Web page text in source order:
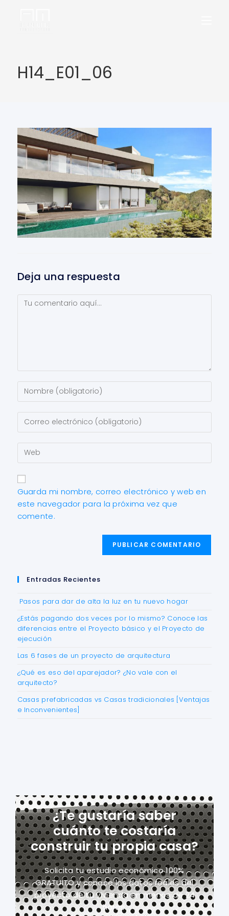
H14_E01_06
Deja una respuesta
Guarda mi nombre, correo electrónico y web en
este navegador para la próxima vez que
comente.
Entradas Recientes
Pasos para dar de alta la luz en tu nuevo hogar
¿Estás pagando dos veces por lo mismo? Conoce las
diferencias entre el Proyecto básico y el Proyecto de
ejecución
Las 6 fases de un proyecto de arquitectura
¿Qué es eso del aparejador? ¿No vale con el
arquitecto?
Casas prefabricadas vs Casas tradicionales [Ventajas
e Inconvenientes]
¿Te gustaría saber
cuánto te costaría
construir tu propia casa?
Solicita tu estudio económico 100%
GRATUITO y conoce los datos reales del
proyectode tu vivienda en menos de 24
horas.